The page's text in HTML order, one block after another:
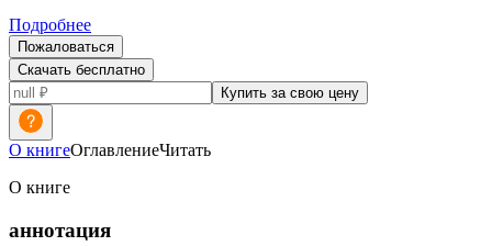
Подробнее
Пожаловаться
Скачать бесплатно
Купить за свою цену
О книгеОглавлениеЧитать
О книге
аннотация